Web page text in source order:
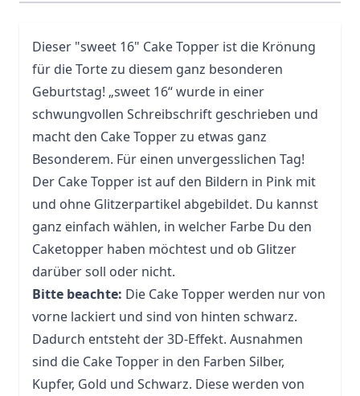
Dieser "sweet 16" Cake Topper ist die Krönung
für die Torte zu diesem ganz besonderen
Geburtstag! „sweet 16“ wurde in einer
schwungvollen Schreibschrift geschrieben und
macht den Cake Topper zu etwas ganz
Besonderem. Für einen unvergesslichen Tag!
Der Cake Topper ist auf den Bildern in Pink mit
und ohne Glitzerpartikel abgebildet. Du kannst
ganz einfach wählen, in welcher Farbe Du den
Caketopper haben möchtest und ob Glitzer
darüber soll oder nicht.
Bitte beachte: Die Cake Topper werden nur von
vorne lackiert und sind von hinten schwarz.
Dadurch entsteht der 3D-Effekt. Ausnahmen
sind die Cake Topper in den Farben Silber,
Kupfer, Gold und Schwarz. Diese werden von